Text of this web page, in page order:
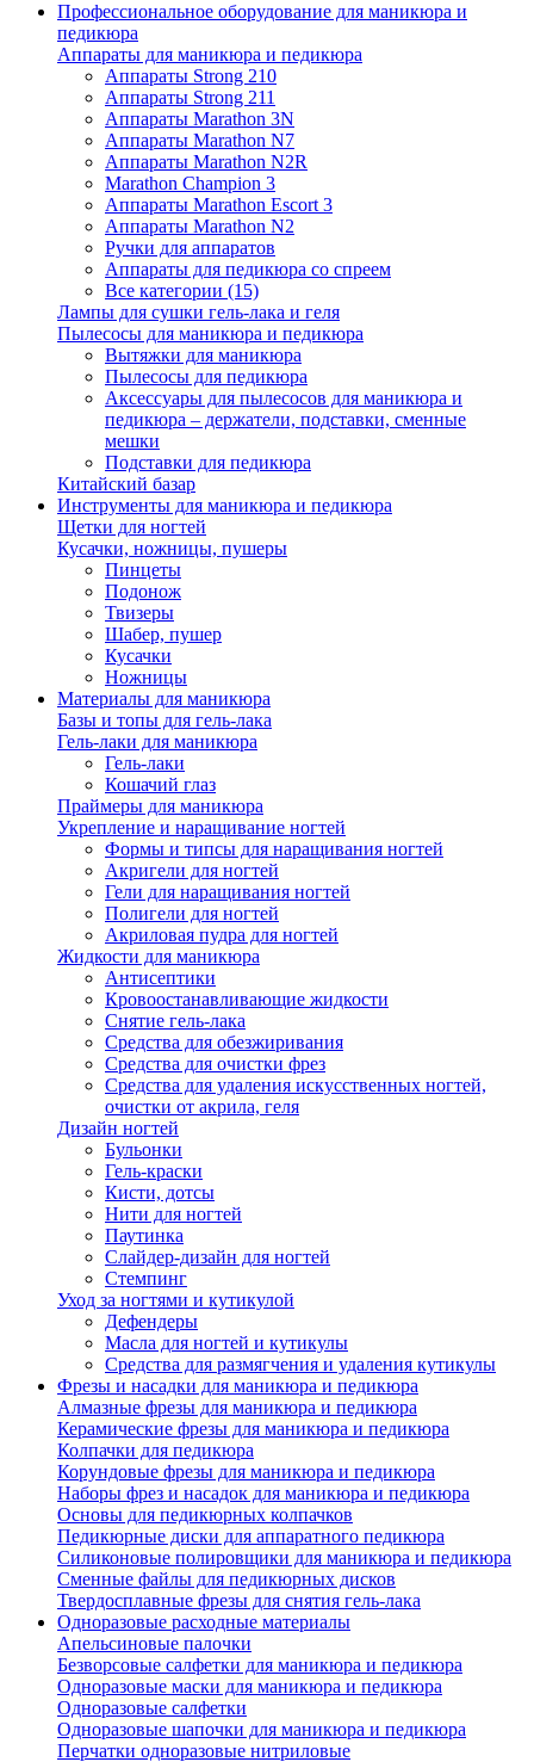
Профессиональное оборудование для маникюра и
педикюра
Аппараты для маникюра и педикюра
Аппараты Strong 210
Аппараты Strong 211
Аппараты Marathon 3N
Аппараты Marathon N7
Аппараты Marathon N2R
Marathon Champion 3
Аппараты Marathon Escort 3
Аппараты Marathon N2
Ручки для аппаратов
Аппараты для педикюра со спреем
Все категории (15)
Лампы для сушки гель-лака и геля
Пылесосы для маникюра и педикюра
Вытяжки для маникюра
Пылесосы для педикюра
Аксессуары для пылесосов для маникюра и
педикюра – держатели, подставки, сменные
мешки
Подставки для педикюра
Китайский базар
Инструменты для маникюра и педикюра
Щетки для ногтей
Кусачки, ножницы, пушеры
Пинцеты
Подонож
Твизеры
Шабер, пушер
Кусачки
Ножницы
Материалы для маникюра
Базы и топы для гель-лака
Гель-лаки для маникюра
Гель-лаки
Кошачий глаз
Праймеры для маникюра
Укрепление и наращивание ногтей
Формы и типсы для наращивания ногтей
Акригели для ногтей
Гели для наращивания ногтей
Полигели для ногтей
Акриловая пудра для ногтей
Жидкости для маникюра
Антисептики
Кровоостанавливающие жидкости
Снятие гель-лака
Средства для обезжиривания
Средства для очистки фрез
Средства для удаления искусственных ногтей,
очистки от акрила, геля
Дизайн ногтей
Бульонки
Гель-краски
Кисти, дотсы
Нити для ногтей
Паутинка
Слайдер-дизайн для ногтей
Стемпинг
Уход за ногтями и кутикулой
Дефендеры
Масла для ногтей и кутикулы
Средства для размягчения и удаления кутикулы
Фрезы и насадки для маникюра и педикюра
Алмазные фрезы для маникюра и педикюра
Керамические фрезы для маникюра и педикюра
Колпачки для педикюра
Корундовые фрезы для маникюра и педикюра
Наборы фрез и насадок для маникюра и педикюра
Основы для педикюрных колпачков
Педикюрные диски для аппаратного педикюра
Силиконовые полировщики для маникюра и педикюра
Сменные файлы для педикюрных дисков
Твердосплавные фрезы для снятия гель-лака
Одноразовые расходные материалы
Апельсиновые палочки
Безворсовые салфетки для маникюра и педикюра
Одноразовые маски для маникюра и педикюра
Одноразовые салфетки
Одноразовые шапочки для маникюра и педикюра
Перчатки одноразовые нитриловые